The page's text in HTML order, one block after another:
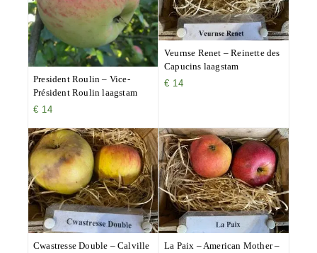
President Roulin – Vice-
Président Roulin laagstam
€ 14
Veurnse Renet – Reinette des
Capucins laagstam
€ 14
Cwastresse Double – Calville
La Paix – American Mother –